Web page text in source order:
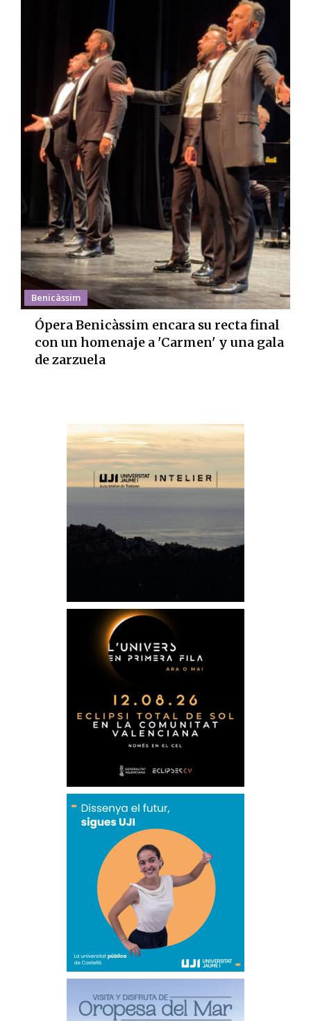
Benicàssim
Ópera Benicàssim encara su recta final
con un homenaje a 'Carmen' y una gala
de zarzuela